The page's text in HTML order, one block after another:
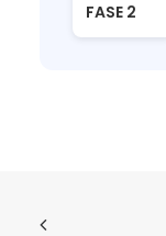
FASE 2